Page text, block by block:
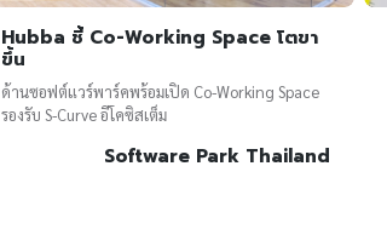
Hubba ชี้ Co-Working Space โตขา
ขึ้น
ด้านซอฟต์แวร์พาร์คพร้อมเปิด Co-Working Space
รองรับ S-Curve อีโคซิสเต็ม
Software Park Thailand